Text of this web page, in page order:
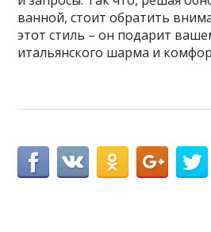
ванной, стоит обратить
этот стиль – он подарит
итальянского шарма и